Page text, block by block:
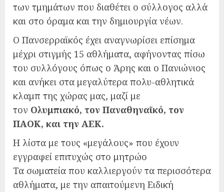
των τμημάτων που διαθέτει ο σύλλογος αλλά
και στο όραμα και την δημιουργία νέων.
Ο Πανσερραϊκός έχει αναγνωρίσει επίσημα
μέχρι στιγμής 15 αθλήματα, αφήνοντας πίσω
του συλλόγους όπως ο Άρης και ο Πανιώνιος
και ανήκει στα μεγαλύτερα πολυ-αθλητικά
κλαμπ της χώρας μας, μαζί με
τον Ολυμπιακό, τον Παναθηναϊκό, τον
ΠΑΟΚ, και την ΑΕΚ.
Η λίστα με τους «μεγάλους» που έχουν
εγγραφεί επιτυχώς στο μητρώο
Τα σωματεία που καλλιεργούν τα περισσότερα
αθλήματα, με την απαιτούμενη Ειδική